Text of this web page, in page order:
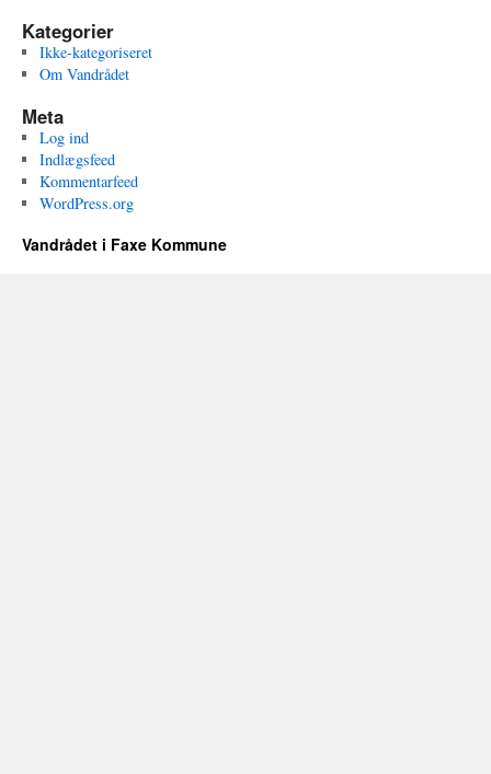
Kategorier
Ikke-kategoriseret
Om Vandrådet
Meta
Log ind
Indlægsfeed
Kommentarfeed
WordPress.org
Vandrådet i Faxe Kommune